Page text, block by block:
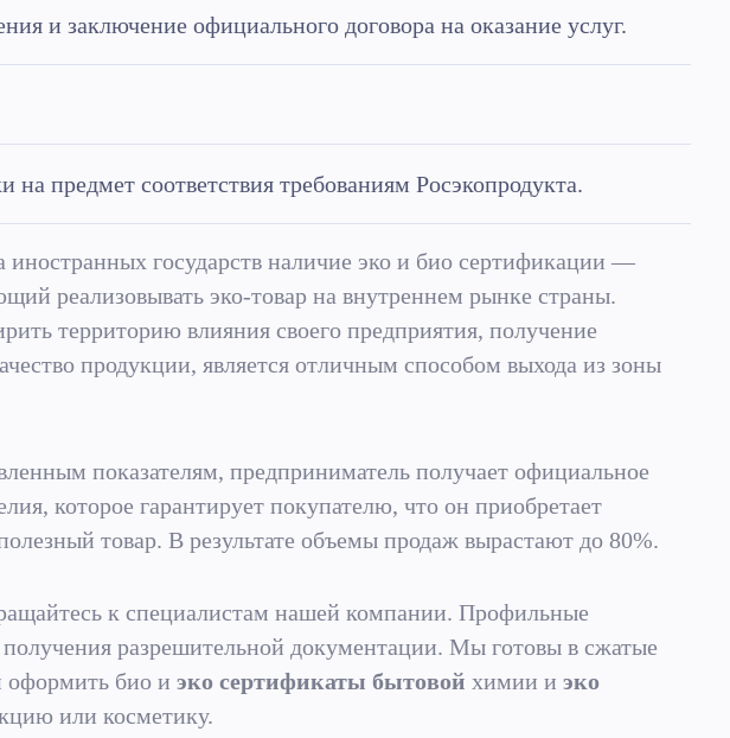
и заключение официального договора на оказание услуг.
на предмет соответствия требованиям Росэкопродукта.
государств наличие эко и био сертификации —
реализовывать эко-товар на внутреннем рынке страны.
территорию влияния своего предприятия, получение
продукции, является отличным способом выхода из зоны
показателям, предприниматель получает официальное
которое гарантирует покупателю, что он приобретает
товар. В результате объемы продаж вырастают до 80%.
к специалистам нашей компании. Профильные
разрешительной документации. Мы готовы в сжатые
оформить био и эко сертификаты бытовой химии и эко
или косметику.